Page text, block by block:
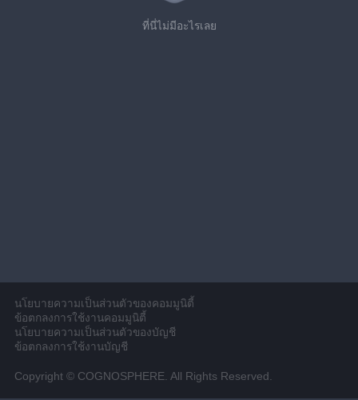
ที่นี่ไม่มีอะไรเลย
นโยบายความเป็นส่วนตัวของคอมมูนิตี้
ข้อตกลงการใช้งานคอมมูนิตี้
นโยบายความเป็นส่วนตัวของบัญชี
ข้อตกลงการใช้งานบัญชี
Copyright © COGNOSPHERE. All Rights Reserved.